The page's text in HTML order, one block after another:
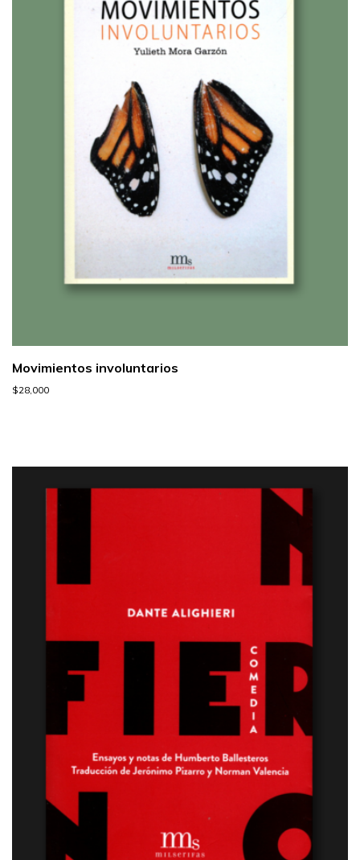
Movimientos involuntarios
$28,000